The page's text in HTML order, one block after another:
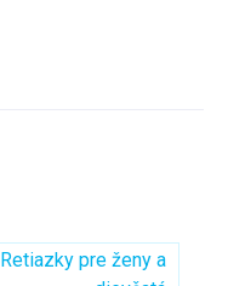
Retiazky pre ženy a